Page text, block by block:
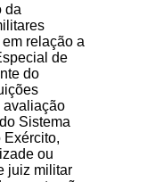
da
relação a
de
do
avaliação
Sistema
Exército,
ou
juiz militar